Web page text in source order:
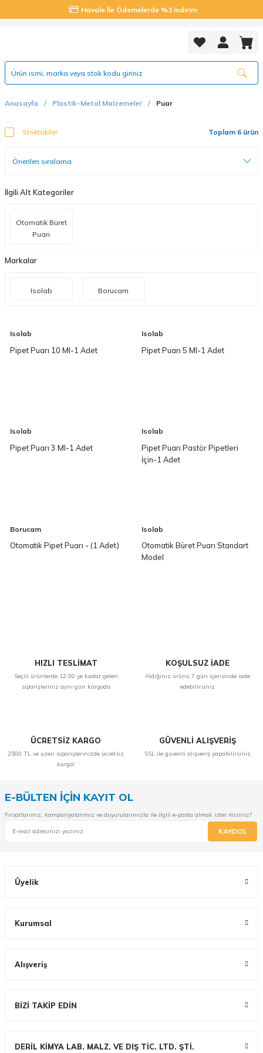
Havale İle Ödemelerde %3 indirim
Anasayfa Plastik-Metal Malzemeler Puar
Stoktakiler Toplam 6 ürün
İlgili Alt Kategoriler
Otomatik Büret
Puarı
Markalar
Isolab Borucam
Isolab
Pipet Puarı 10 Ml-1 Adet
Isolab
Pipet Puarı 5 Ml-1 Adet
Isolab
Pipet Puarı 3 Ml-1 Adet
Isolab
Pipet Puarı Pastör Pipetleri
İçin-1 Adet
Borucam
Otomatik Pipet Puarı - (1 Adet)
Isolab
Otomatik Büret Puarı Standart
Model
HIZLI TESLİMAT
Seçili ürünlerde 12:00 ye kadar gelen
siparişleriniz aynı gün kargoda
KOŞULSUZ İADE
Aldığınız ürünü 7 gün içerisinde iade
edebilirsiniz
ÜCRETSİZ KARGO
2500 TL ve üzeri siparişlerinizde ücretsiz
kargo!
GÜVENLİ ALIŞVERİŞ
SSL ile güvenli alışveriş yapabilirsiniz
E-BÜLTEN İÇİN KAYIT OL
Fırsatlarımız, kampanyalarımız ve duyurularımızla ile ilgili e-posta almak ister misiniz?
KAYDOL
Üyelik
Kurumsal
Alışveriş
BİZİ TAKİP EDİN
DERİL KİMYA LAB. MALZ. VE DIŞ TİC. LTD. ŞTİ.